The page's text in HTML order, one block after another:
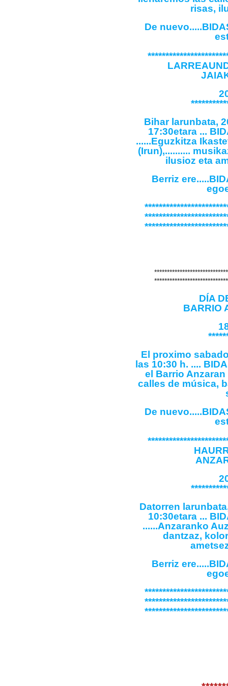
risas,
De
LARREAUNDI
Bihar larunbata,
17:30etara ...
......Eguzkitza
(Irun),..........
ilusioz eta
Berriz
DÍA
BARRIO
El proximo
las 10:30 h. ....
el Barrio
calles de música,
De
Datorren
10:30etara ...
......Anzaranko
dantzaz,
Berriz